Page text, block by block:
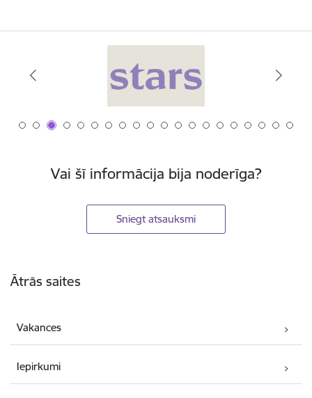
Vai šī informācija bija noderīga?
Sniegt atsauksmi
Ātrās saites
Vakances
Iepirkumi